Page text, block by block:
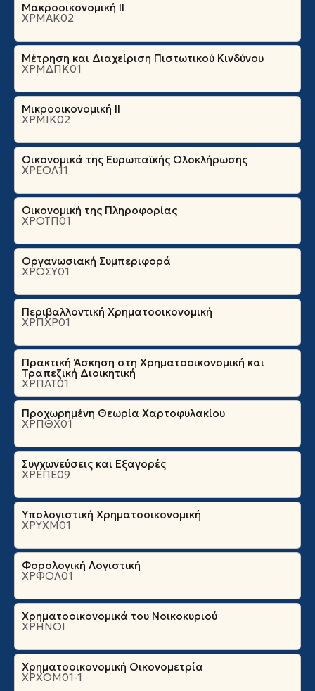
Μακροοικονομική ΙΙ
ΧΡΜΑΚ02
Μέτρηση και Διαχείριση Πιστωτικού Κινδύνου
ΧΡΜΔΠΚ01
Μικροοικονομική ΙΙ
ΧΡΜΙΚ02
Οικονομικά της Ευρωπαϊκής Ολοκλήρωσης
ΧΡΕΟΛ11
Οικονομική της Πληροφορίας
ΧΡΟΤΠ01
Οργανωσιακή Συμπεριφορά
ΧΡΟΣΥ01
Περιβαλλοντική Χρηματοοικονομική
ΧΡΠΧΡ01
Πρακτική Άσκηση στη Χρηματοοικονομική και
Τραπεζική Διοικητική
ΧΡΠΑΤ01
Προχωρημένη Θεωρία Χαρτοφυλακίου
ΧΡΠΘΧ01
Συγχωνεύσεις και Εξαγορές
ΧΡΕΠΕ09
Υπολογιστική Χρηματοοικονομική
ΧΡΥΧΜ01
Φορολογική Λογιστική
ΧΡΦΟΛ01
Χρηματοοικονομικά του Νοικοκυριού
ΧΡΗΝΟΙ
Χρηματοοικονομική Οικονομετρία
ΧΡΧΟΜ01-1